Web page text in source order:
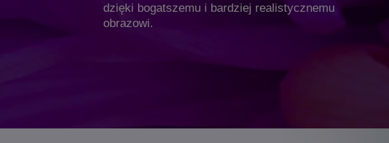
dzięki bogatszemu i bardziej realistycznemu
obrazowi.